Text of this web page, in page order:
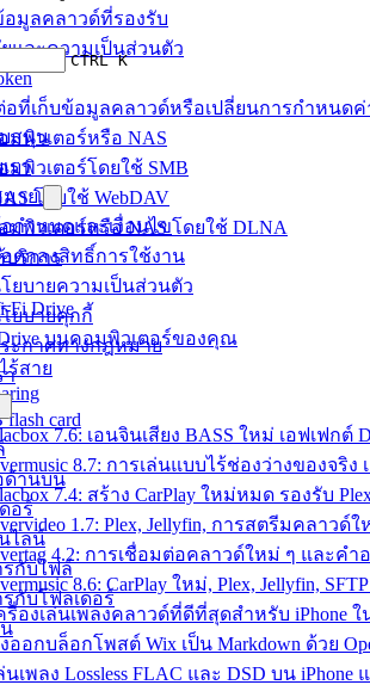
CTRL K
สนุน
รา
าย
กำหนดและเงื่อนไข
ตกลงสิทธิ์การใช้งาน
ยบายความเป็นส่วนตัว
ยบายคุกกี้
ะกาศทางกฎหมาย
า
7.6: เอนจินเสียง BASS ใหม่ เอฟเฟก
8.7: การเล่นแบบไร้ช่องว่างของจริ
7.4: สร้าง CarPlay ใหม่หมด รองรับ
1.7: Plex, Jellyfin, การสตรีมคลาวด์
4.2: การเชื่อมต่อคลาวด์ใหม่ ๆ และค
8.6: CarPlay ใหม่, Plex, Jellyfin,
รื่องเล่นเพลงคลาวด์ที่ดีที่สุดสำหรับ iPhone ใ
ออกบล็อกโพสต์ Wix เป็น Markdown ด้วย
นเพลง Lossless FLAC และ DSD บน iPhone
อมูลคลาวด์ที่รองรับ
และความเป็นส่วนตัว
อที่เก็บข้อมูลคลาวด์หรือเปลี่ยนการกำหนดค่
มพิวเตอร์หรือ NAS
พิวเตอร์โดยใช้ SMB
โดยใช้ WebDAV
พิวเตอร์หรือ NAS โดยใช้ DLNA
ริการ
Fi Drive
Drive บนคอมพิวเตอร์ของคุณ
ร้สาย
card
ด้านบน
อร์
ไลน์
รกับไฟล์
กับโฟลเดอร์